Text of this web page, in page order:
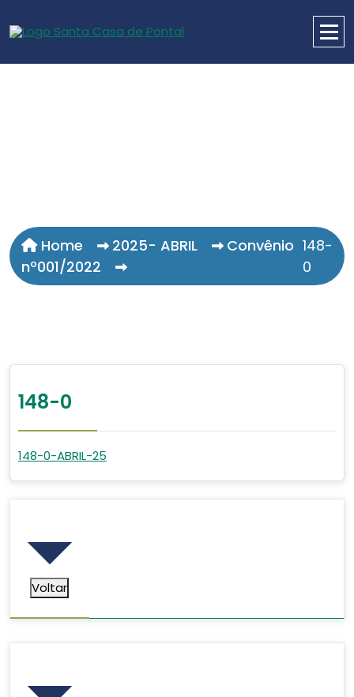
Home 2025- ABRIL
Convênio
nº001/2022
148-
0
148-0
148-0-ABRIL-25
Voltar